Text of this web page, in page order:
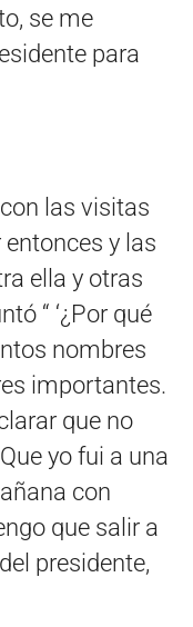
se me
para
las visitas
y las
ella y otras
“ ‘¿Por qué
nombres
importantes.
que no
yo fui a una
con
que salir a
presidente,